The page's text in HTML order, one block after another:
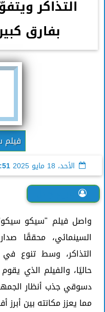
التذاكر
بفارق
الأحد، 18 مايو 2025
واصل فيلم "سيكو
السينمائي، محققًا
التذاكر، وسط تنوع في
حاليًا، والفيلم الذي
دسوقي جذب أنظار
مما يعزز مكانته بين أبرز